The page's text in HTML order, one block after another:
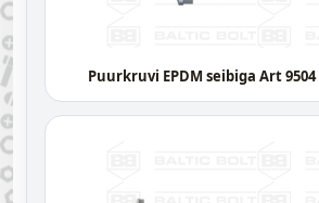
Puurkruvi EPDM seibiga Art